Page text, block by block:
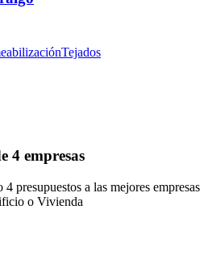
Tejados
4 empresas
presupuestos a las mejores empresas
o Vivienda